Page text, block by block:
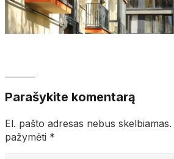
Parašykite komentarą
El. pašto adresas nebus skelbiamas.
pažymėti *